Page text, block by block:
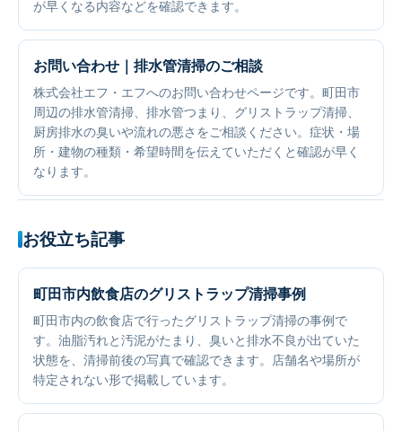
が早くなる内容などを確認できます。
お問い合わせ｜排水管清掃のご相談
株式会社エフ・エフへのお問い合わせページです。町田市
周辺の排水管清掃、排水管つまり、グリストラップ清掃、
厨房排水の臭いや流れの悪さをご相談ください。症状・場
所・建物の種類・希望時間を伝えていただくと確認が早く
なります。
お役立ち記事
町田市内飲食店のグリストラップ清掃事例
町田市内の飲食店で行ったグリストラップ清掃の事例で
す。油脂汚れと汚泥がたまり、臭いと排水不良が出ていた
状態を、清掃前後の写真で確認できます。店舗名や場所が
特定されない形で掲載しています。